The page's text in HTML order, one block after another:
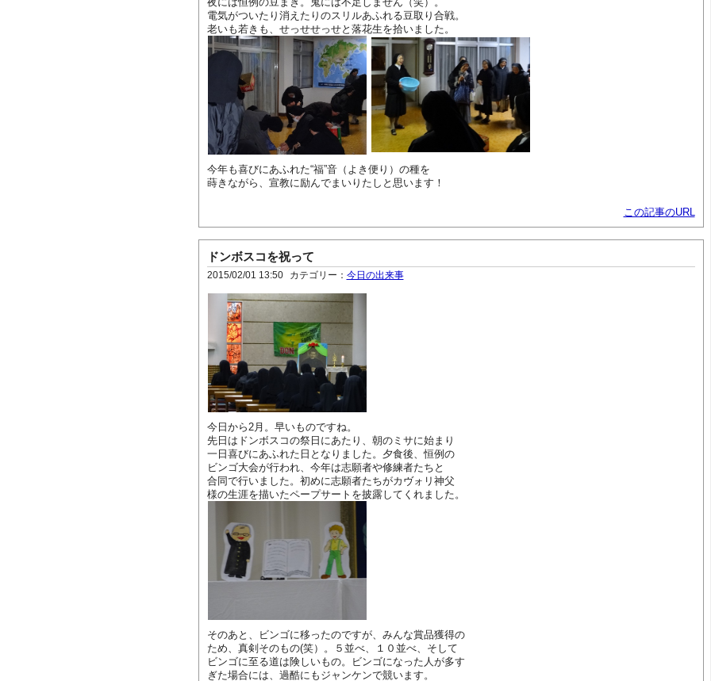
電気がついたり消えたりのスリルあふれる豆取り合戦。
老いも若きも、せっせせっせと落花生を拾いました。
今年も喜びにあふれた“福”音（よき便り）の種を
蒔きながら、宣教に励んでまいりたしと思います！
この記事のURL
ドンボスコを祝って
2015/02/01 13:50 カテゴリー： 今日の出来事
今日から2月。早いものですね。
先日はドンボスコの祭日にあたり、朝のミサに始まり
一日喜びにあふれた日となりました。夕食後、恒例の
ビンゴ大会が行われ、今年は志願者や修練者たちと
合同で行いました。初めに志願者たちがカヴォリ神父
様の生涯を描いたペープサートを披露してくれました。
そのあと、ビンゴに移ったのですが、みんな賞品獲得の
ため、真剣そのもの(笑）。５並べ、１０並べ、そして
ビンゴに至る道は険しいもの。ビンゴになった人が多す
ぎた場合には、過酷にもジャンケンで競います。